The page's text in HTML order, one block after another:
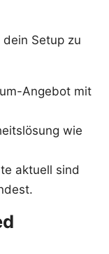
Setup zu
Angebot mit
wie
aktuell sind